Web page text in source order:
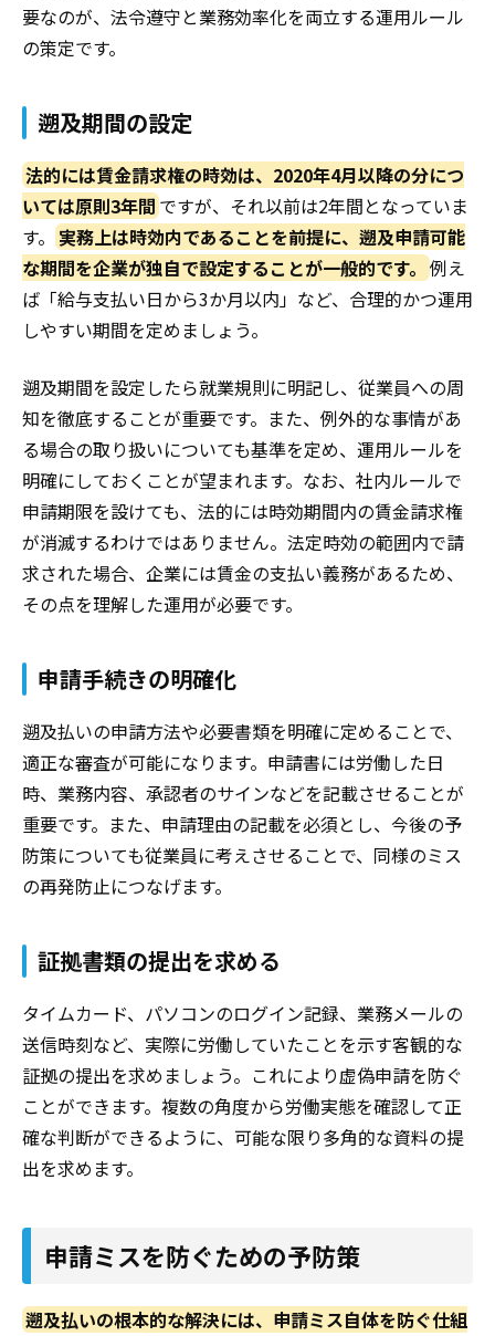
要なのが、法令遵守と業務効率化を両立する運用ルール
の策定です。
遡及期間の設定
法的には賃金請求権の時効は、2020年4月以降の分につ
いては原則3年間 ですが、それ以前は2年間となっていま
す。 実務上は時効内であることを前提に、遡及申請可能
な期間を企業が独自で設定することが一般的です。 例え
ば「給与支払い日から3か月以内」など、合理的かつ運用
しやすい期間を定めましょう。
遡及期間を設定したら就業規則に明記し、従業員への周
知を徹底することが重要です。また、例外的な事情があ
る場合の取り扱いについても基準を定め、運用ルールを
明確にしておくことが望まれます。なお、社内ルールで
申請期限を設けても、法的には時効期間内の賃金請求権
が消滅するわけではありません。法定時効の範囲内で請
求された場合、企業には賃金の支払い義務があるため、
その点を理解した運用が必要です。
申請手続きの明確化
遡及払いの申請方法や必要書類を明確に定めることで、
適正な審査が可能になります。申請書には労働した日
時、業務内容、承認者のサインなどを記載させることが
重要です。また、申請理由の記載を必須とし、今後の予
防策についても従業員に考えさせることで、同様のミス
の再発防止につなげます。
証拠書類の提出を求める
タイムカード、パソコンのログイン記録、業務メールの
送信時刻など、実際に労働していたことを示す客観的な
証拠の提出を求めましょう。これにより虚偽申請を防ぐ
ことができます。複数の角度から労働実態を確認して正
確な判断ができるように、可能な限り多角的な資料の提
出を求めます。
申請ミスを防ぐための予防策
遡及払いの根本的な解決には、申請ミス自体を防ぐ仕組